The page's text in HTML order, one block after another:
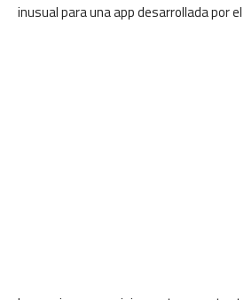
inusual para una app desarrollada por